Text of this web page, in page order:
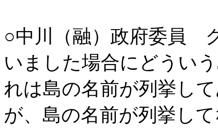
○中川（融）政府委員
いました場合にどうい
れは島の名前が列挙し
が、島の名前が列挙し